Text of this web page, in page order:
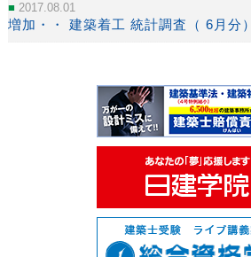
2017.08.01
増加・・ 建築着工 統計調査（ 6月分）